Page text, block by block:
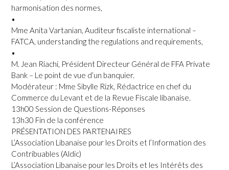
harmonisation des normes,
•
Mme Anita Vartanian, Auditeur fiscaliste international –
FATCA, understanding the regulations and requirements,
•
M. Jean Riachi, Président Directeur Général de FFA Private
Bank – Le point de vue d’un banquier.
Modérateur : Mme Sibylle Rizk, Rédactrice en chef du
Commerce du Levant et de la Revue Fiscale libanaise.
13h00 Session de Questions-Réponses
13h30 Fin de la conférence
PRÉSENTATION DES PARTENAIRES
L’Association Libanaise pour les Droits et l’Information des
Contribuables (Aldic)
L’Association Libanaise pour les Droits et les Intérêts des